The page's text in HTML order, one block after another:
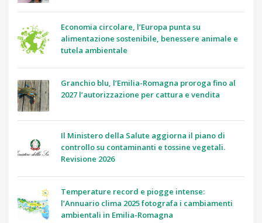
Economia circolare, l’Europa punta su
alimentazione sostenibile, benessere animale e
tutela ambientale
Granchio blu, l’Emilia-Romagna proroga fino al
2027 l’autorizzazione per cattura e vendita
Il Ministero della Salute aggiorna il piano di
controllo su contaminanti e tossine vegetali.
Revisione 2026
Temperature record e piogge intense:
l’Annuario clima 2025 fotografa i cambiamenti
ambientali in Emilia-Romagna